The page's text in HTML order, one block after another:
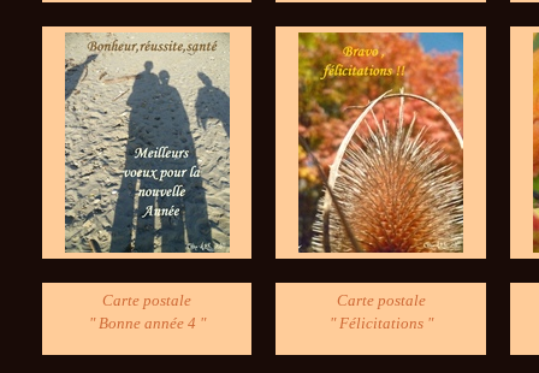
Carte postale
" Bonne année 4 "
Carte postale
" Félicitations "